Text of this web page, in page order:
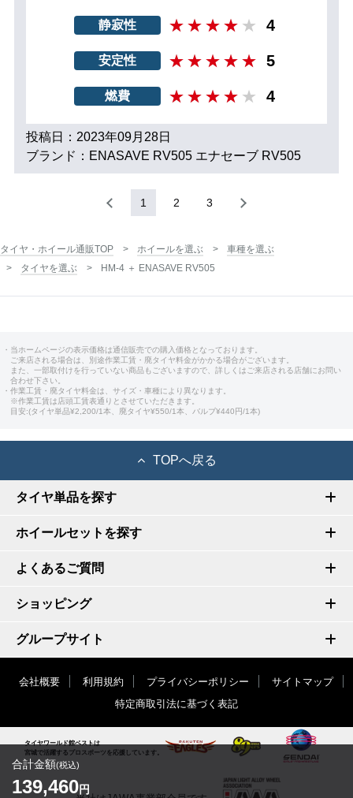
静寂性 4
安定性 5
燃費 4
投稿日：2023年09月28日
ブランド：ENASAVE RV505 エナセーブ RV505
1 2 3
合計金額(税込)
139,460円
タイヤ・ホイール通販TOP ホイールを選ぶ
車種を選ぶ
タイヤを選ぶ
HM-4 ＋ ENASAVE RV505
・当ホームページの表示価格は通信販売での購入価格となっております。
ご来店される場合は、別途作業工賃・廃タイヤ料金がかかる場合がございます。
また、一部取付けを行っていない商品もございますので、詳しくはご来店される店舗にお問い
合わせ下さい。
・作業工賃・廃タイヤ料金は、サイズ・車種により異なります。
※作業工賃は店頭工賃表通りとさせていただきます。
目安:(タイヤ単品¥2,200/1本、廃タイヤ¥550/1本、バルブ¥440円/1本)
TOPへ戻る
タイヤ単品を探す
ホイールセットを探す
よくあるご質問
ショッピング
グループサイト
会社概要 利用規約 プライバシーポリシー
サイトマップ
特定商取引法に基づく表記
タイヤワールド館ベストは
宮城で活躍するプロスポーツを応援しています。